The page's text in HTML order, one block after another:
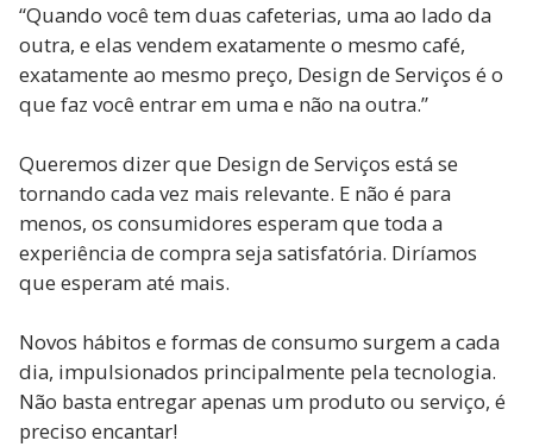
“Quando você tem duas cafeterias, uma ao lado da
outra, e elas vendem exatamente o mesmo café,
exatamente ao mesmo preço, Design de Serviços é o
que faz você entrar em uma e não na outra.”
Queremos dizer que Design de Serviços está se
tornando cada vez mais relevante. E não é para
menos, os consumidores esperam que toda a
experiência de compra seja satisfatória. Diríamos
que esperam até mais.
Novos hábitos e formas de consumo surgem a cada
dia, impulsionados principalmente pela tecnologia.
Não basta entregar apenas um produto ou serviço, é
preciso encantar!